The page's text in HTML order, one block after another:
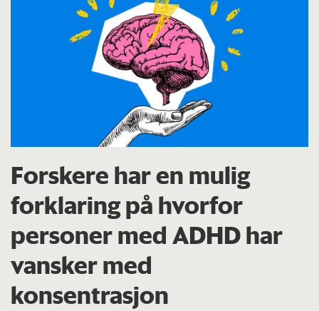
Forskere har en mulig
forklaring på hvorfor
personer med ADHD har
vansker med
konsentrasjon